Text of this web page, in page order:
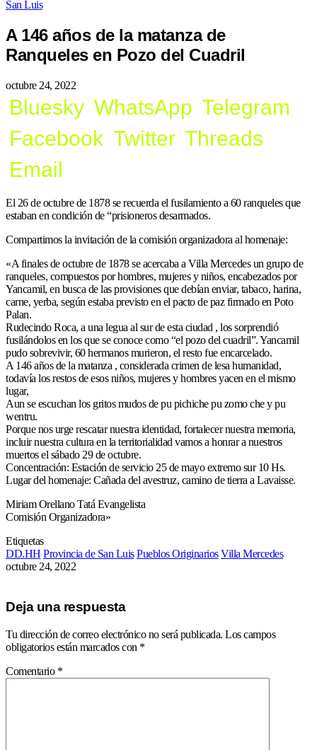
San Luis
A 146 años de la matanza de
Ranqueles en Pozo del Cuadril
octubre 24, 2022
Bluesky WhatsApp Telegram
Facebook Twitter Threads
Email
El 26 de octubre de 1878 se recuerda el fusilamiento a 60 ranqueles que
estaban en condición de “prisioneros desarmados.
Compartimos la invitación de la comisión organizadora al homenaje:
«A finales de octubre de 1878 se acercaba a Villa Mercedes un grupo de
ranqueles, compuestos por hombres, mujeres y niños, encabezados por
Yancamil, en busca de las provisiones que debían enviar, tabaco, harina,
carne, yerba, según estaba previsto en el pacto de paz firmado en Poto
Palan.
Rudecindo Roca, a una legua al sur de esta ciudad , los sorprendió
fusilándolos en los que se conoce como “el pozo del cuadril”. Yancamil
pudo sobrevivir, 60 hermanos murieron, el resto fue encarcelado.
A 146 años de la matanza , considerada crimen de lesa humanidad,
todavía los restos de esos niños, mujeres y hombres yacen en el mismo
lugar,
Aun se escuchan los gritos mudos de pu pichiche pu zomo che y pu
wentru.
Porque nos urge rescatar nuestra identidad, fortalecer nuestra memoria,
incluir nuestra cultura en la territorialidad vamos a honrar a nuestros
muertos el sábado 29 de octubre.
Concentración: Estación de servicio 25 de mayo extremo sur 10 Hs.
Lugar del homenaje: Cañada del avestruz, camino de tierra a Lavaisse.
Miriam Orellano Tatá Evangelista
Comisión Organizadora»
Etiquetas
DD.HH Provincia de San Luis Pueblos Originarios Villa Mercedes
octubre 24, 2022
Deja una respuesta
Tu dirección de correo electrónico no será publicada. Los campos
obligatorios están marcados con *
Comentario *